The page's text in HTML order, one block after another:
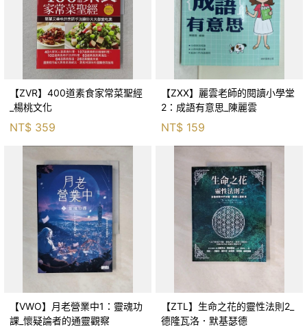
【ZVR】400道素食家常菜聖經
_楊桃文化
NT$ 359
【ZXX】麗雲老師的閱讀小學堂
2：成語有意思_陳麗雲
NT$ 159
【VWO】月老營業中1：靈魂功
課_懷疑論者的通靈觀察
【ZTL】生命之花的靈性法則2_
德隆瓦洛．默基瑟德